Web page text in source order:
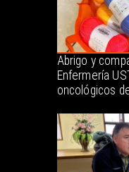
Abrigo y
Enfermería
oncológicos